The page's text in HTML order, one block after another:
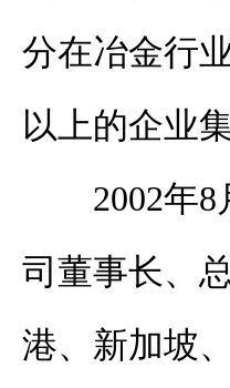
分在冶金行
以上的企业
2002年
司董事长、
港、新加坡